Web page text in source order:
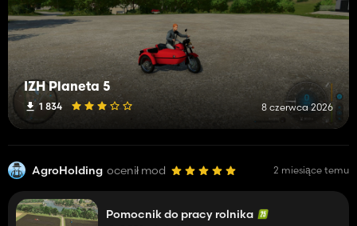
IZH Planeta 5
1 834 8 czerwca 2026
AgroHolding ocenił mod 2 miesiące temu
Pomocnik do pracy rolnika